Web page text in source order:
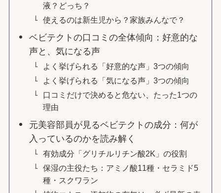
液？どっち？
使えるのは新生児から？家族みんなで？
ベビテクトの口コミの全体傾向：好意的な
声と、気になる声
よく挙げられる「好意的な声」3つの傾向
よく挙げられる「気になる声」3つの傾向
口コミだけで決めると危ない、たった1つの
理由
元美容部員が見るベビテクトの成分：何が
入っているのかを読み解く
有効成分「グリチルリチン酸2K」の役割
保湿の主役たち：アミノ酸11種・セラミド5
種・スクワラン